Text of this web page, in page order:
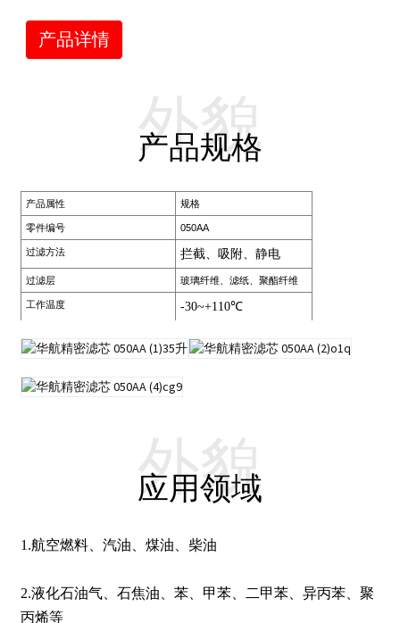
产品详情
产品规格
外貌
产品属性 规格
零件编号 050AA
过滤方法 拦截、吸附、静电
过滤层 玻璃纤维、滤纸、聚酯纤维
工作温度 -30~+110℃
应用领域
外貌
1.航空燃料、汽油、煤油、柴油
2.液化石油气、石焦油、苯、甲苯、二甲苯、异丙苯、聚
丙烯等